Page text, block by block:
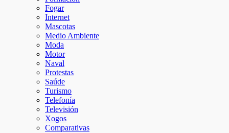
Fogar
Internet
Mascotas
Medio Ambiente
Moda
Motor
Naval
Protestas
Saúde
Turismo
Telefonía
Televisión
Xogos
Comparativas